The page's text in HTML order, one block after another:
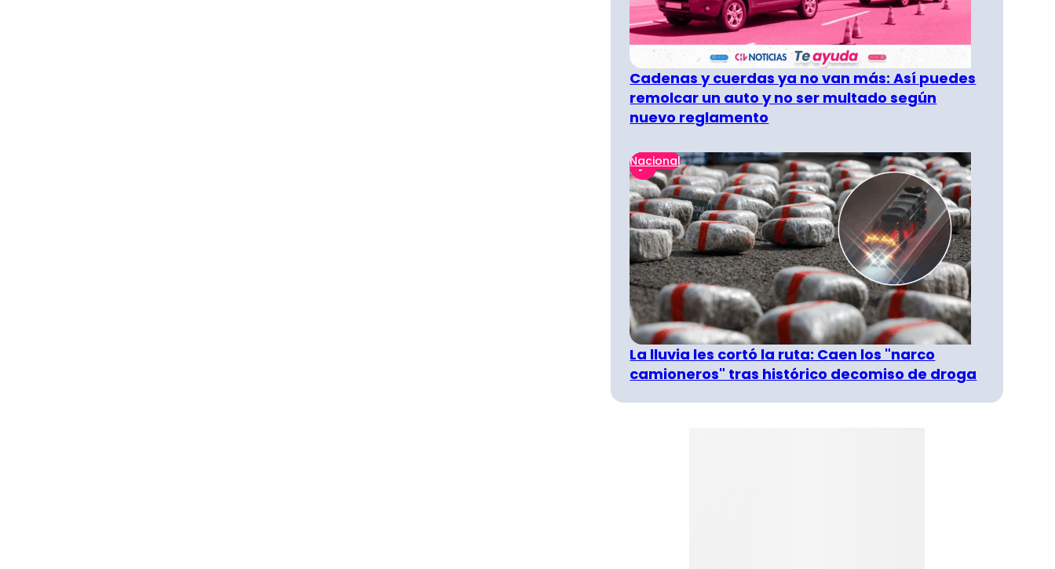
Cadenas y cuerdas ya no van más: Así puedes
remolcar un auto y no ser multado según
nuevo reglamento
Nacional
La lluvia les cortó la ruta: Caen los "narco
camioneros" tras histórico decomiso de droga